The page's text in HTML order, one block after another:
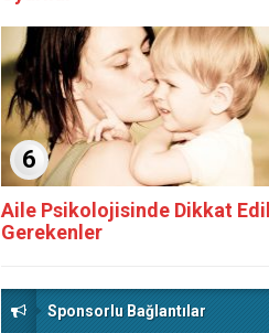
6
Aile Psikolojisinde Dikkat
Gerekenler
Sponsorlu Bağlantılar